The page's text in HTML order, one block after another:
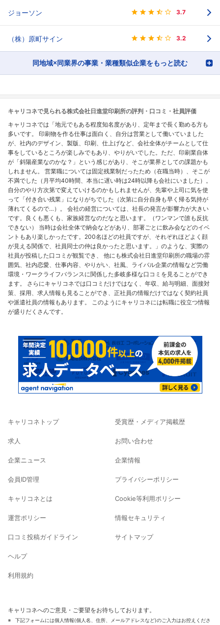
ジョーソン 3.7
（株）原町サイン 3.2
同地域×同業界の事業・業種類似企業をもっと読む
キャリコネで見られる株式会社日進堂印刷所の評判・口コミ・社員評価
キャリコネでは「地元でもある程度知名度があり、定年まで長く勤める方も
多いです。 印刷物を作る仕事は面白く、自分は営業として働いていました
が、社内のデザイン、製版、印刷、仕上げなど、会社全体がチームとして仕
事をしているところが楽しみでもあり、やりがいでした。ただ、印刷業自体
が「斜陽産業なのかな？」という感じがあり、そこが業界としての課題かも
しれません。 営業職については固定残業制だったため（在職当時）、そこが
不満でした（月平均40時間、本当に遅い時は24時以降も会社にいました）。
自分のやり方次第で変えていけるのかもしれませんが、先輩や上司に気を使
って「付き合い残業」になりがちでした（次第に自分自身も早く帰る気持が
薄れてくるので…）。 会社の経営については、社長の発言が影響力が大きい
です。良くも悪くも、家族経営なのだなと思います。（ワンマンで誰も反抗
できない） 当時は会社全体で納会などがあり、部署ごとに飲み会などのイベ
ントもあり楽しかったです。200名ほどの社員ですが、それぞれほどよく顔
が見える関係で、社員同士の仲は良かったと思います。」のような、実際の
社員が投稿した口コミが観覧でき、 他にも株式会社日進堂印刷所の職場の雰
囲気、社内恋愛、仕事内容、やりがい、社風、ライバル企業の情報など労働
環境・ワークライフバランスに関係した多岐多様な口コミを見ることができ
ます。 さらにキャリコネでは口コミだけではなく、年収、給与明細、面接対
策、採用、求人情報も見ることができ、正社員の情報だけではなく契約社員
や派遣社員の情報もあります。 このようにキャリコネには転職に役立つ情報
が盛りだくさんです。
キャリコネトップ
求人
企業ニュース
会員ID管理
キャリコネとは
運営ポリシー
口コミ投稿ガイドライン
ヘルプ
利用規約
受賞歴・メディア掲載歴
お問い合わせ
企業情報
プライバシーポリシー
Cookie等利用ポリシー
情報セキュリティ
サイトマップ
キャリコネへのご意見・ご要望をお待ちしております。
下記フォームには個人情報(個人名、住所、メールアドレスなど)のご入力はお控えくださ